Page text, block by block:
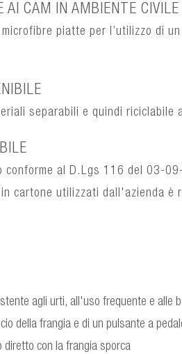
AI CAM IN AMBIENTE
piatte per l’utilizzo di
separabili e quindi riciclabile
conforme al D.Lgs 116 del 03-
cartone utilizzati dall'azienda è
agli urti, all'uso frequente e alle
della frangia e di un pulsante a
diretto con la frangia sporca